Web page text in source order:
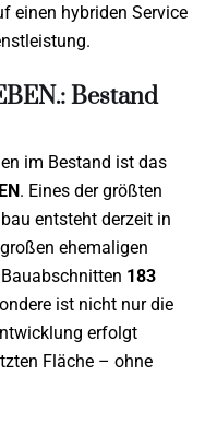
einen hybriden Service
Bestand
im Bestand ist das
. Eines der größten
entsteht derzeit in
ehemaligen
183
ist nicht nur die
erfolgt
Fläche – ohne